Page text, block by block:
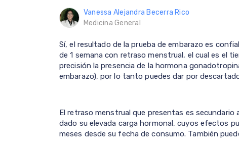
Vanessa Alejandra Becerra Rico
Medicina General
Sí, el resultado de la prueba de embarazo es
de 1 semana con retraso menstrual, el cual es el
precisión la presencia de la hormona
embarazo), por lo tanto puedes dar por
El retraso menstrual que presentas es secundario
dado su elevada carga hormonal, cuyos efectos
meses desde su fecha de consumo. También